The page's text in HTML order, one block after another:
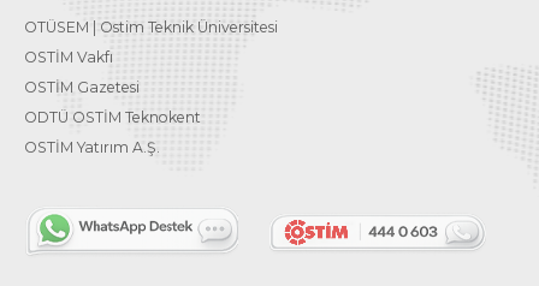
OTÜSEM | Ostim Teknik Üniversitesi
OSTİM Vakfı
OSTİM Gazetesi
ODTÜ OSTİM Teknokent
OSTİM Yatırım A.Ş.